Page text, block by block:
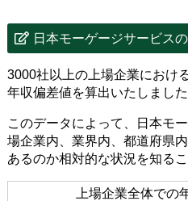
日本モーゲージサービス
3000社以上の上場企業におけ
年収偏差値を算出いたしました
このデータによって、日本モ
場企業内、業界内、都道府県
あるのか相対的な状況を知るこ
上場企業全体での